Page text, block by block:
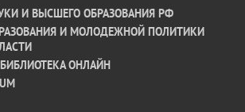
И ВЫСШЕГО ОБРАЗОВАНИЯ РФ
И МОЛОДЕЖНОЙ ПОЛИТИКИ
ОНЛАЙН